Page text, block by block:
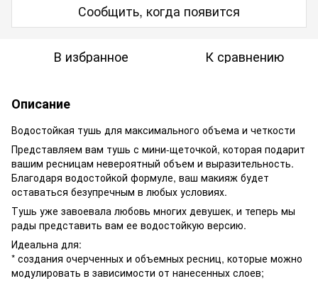
Сообщить, когда появится
В избранное К сравнению
Описание
Водостойкая тушь для максимального объема и четкости
Представляем вам тушь с мини-щеточкой, которая подарит
вашим ресницам невероятный объем и выразительность.
Благодаря водостойкой формуле, ваш макияж будет
оставаться безупречным в любых условиях.
Тушь уже завоевала любовь многих девушек, и теперь мы
рады представить вам ее водостойкую версию.
Идеальна для:
* создания очерченных и объемных ресниц, которые можно
модулировать в зависимости от нанесенных слоев;